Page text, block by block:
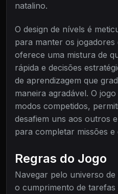
natalino.
O design de nívels é
para manter os jogadores
oferece uma mistura de
rápida e decisões
de aprendizagem que
maneira agradável. O
modos competidos,
desafiem uns aos outros
para completar missões
Regras do Jogo
Navegar pelo universo
o cumprimento de